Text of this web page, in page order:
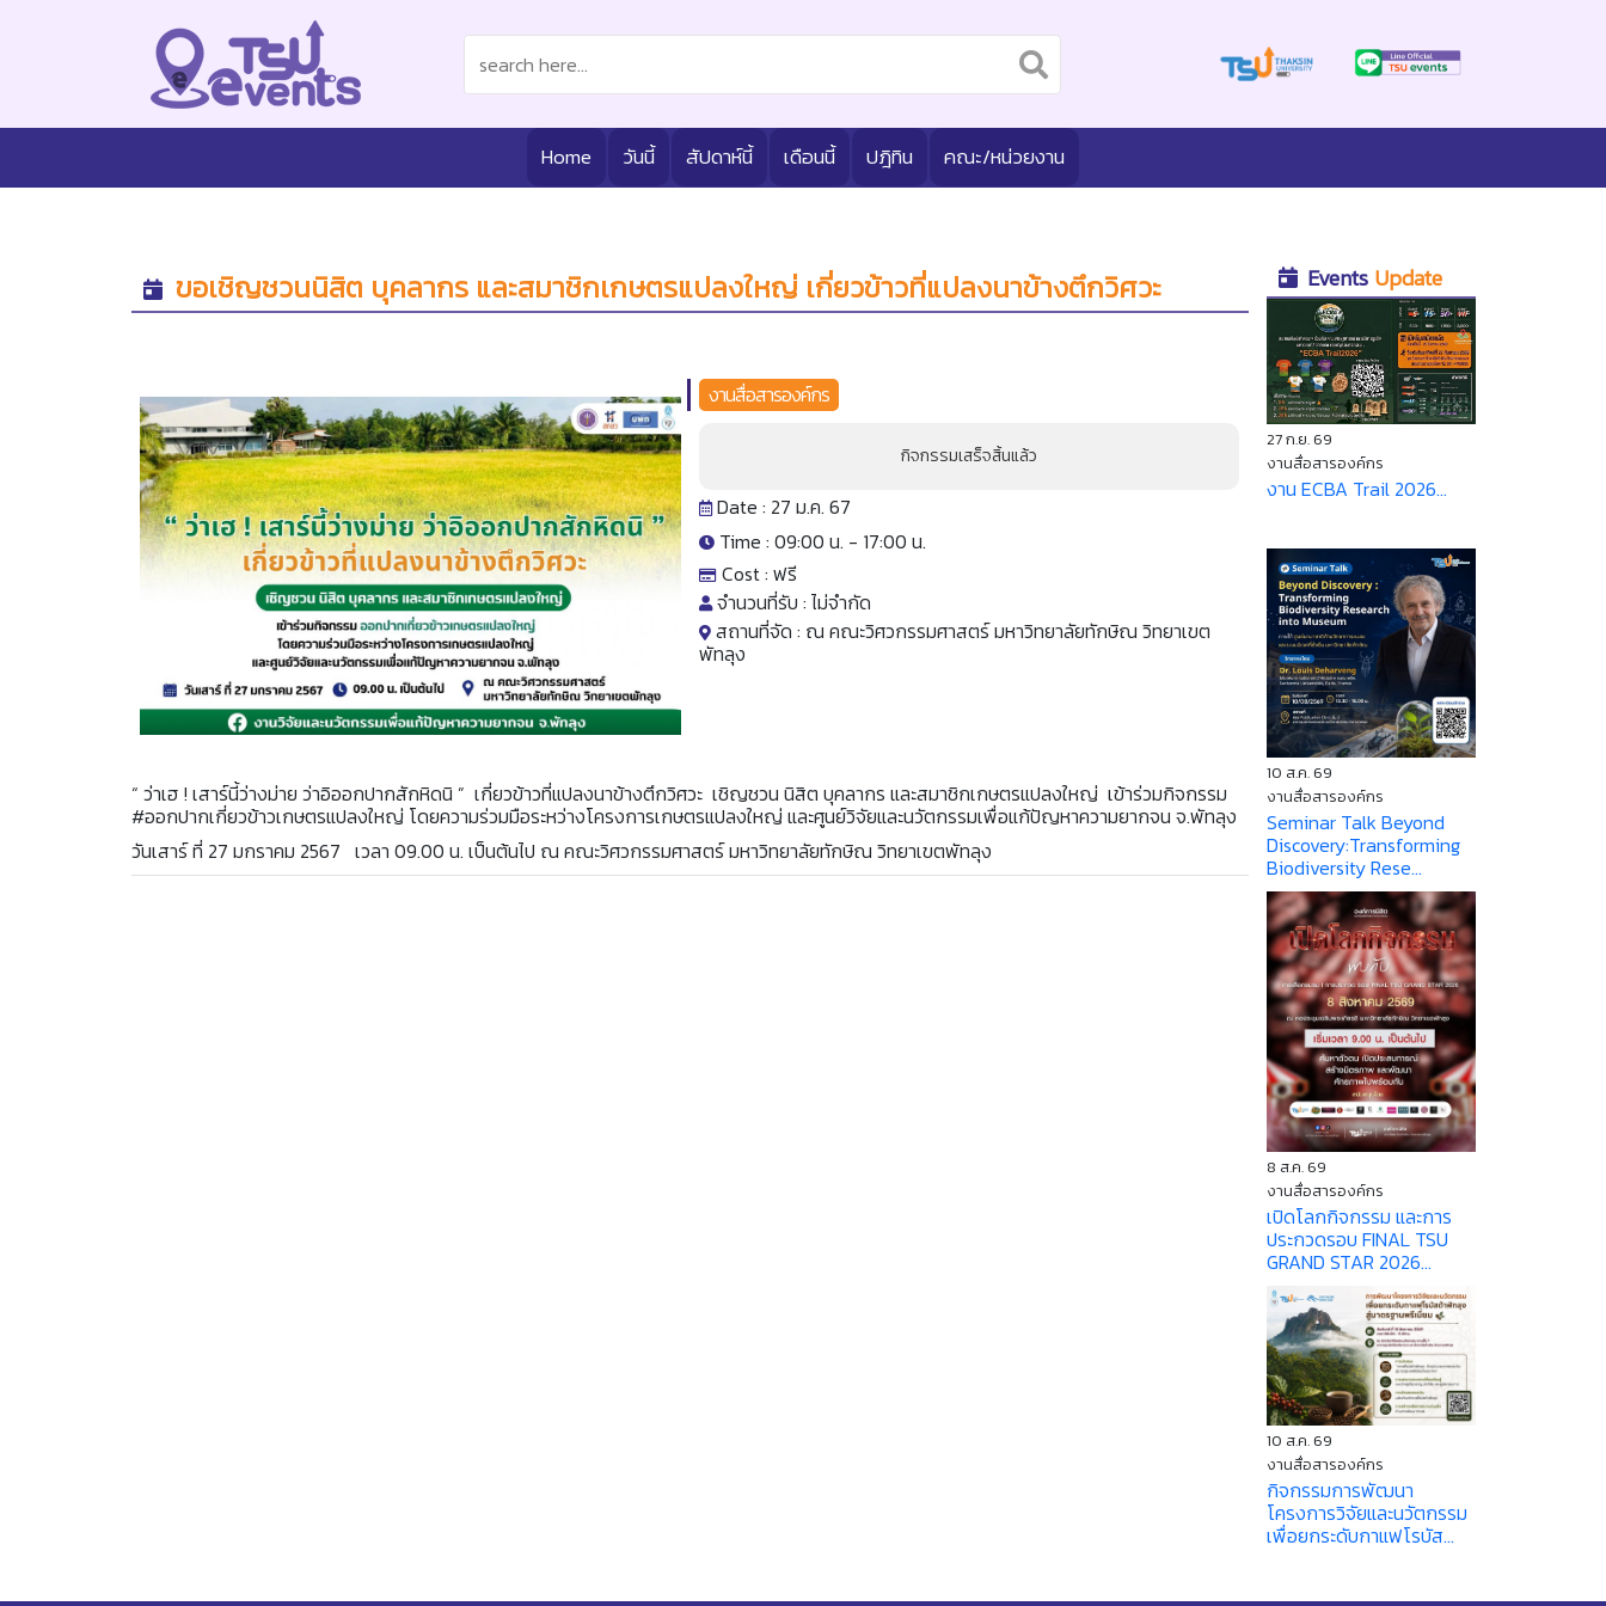
Home วันนี้ สัปดาห์นี้ เดือนนี้ ปฎิทิน คณะ/หน่วยงาน
ขอเชิญชวนนิสิต บุคลากร และสมาชิกเกษตรแปลงใหญ่ เกี่ยวข้าวที่แปลงนาข้างตึกวิศวะ
งานสื่อสารองค์กร
กิจกรรมเสร็จสิ้นแล้ว
Date : 27 ม.ค. 67
Time : 09:00 น. - 17:00 น.
Cost : ฟรี
จำนวนที่รับ : ไม่จำกัด
สถานที่จัด : ณ คณะวิศวกรรมศาสตร์ มหาวิทยาลัยทักษิณ วิทยาเขต
พัทลุง
“ ว่าเฮ ! เสาร์นี้ว่างม่าย ว่าอิออกปากสักหิดนิ ” เกี่ยวข้าวที่แปลงนาข้างตึกวิศวะ เชิญชวน นิสิต บุคลากร และสมาชิกเกษตรแปลงใหญ่ เข้าร่วมกิจกรรม
#ออกปากเกี่ยวข้าวเกษตรแปลงใหญ่ โดยความร่วมมือระหว่างโครงการเกษตรแปลงใหญ่ และศูนย์วิจัยและนวัตกรรมเพื่อแก้ปัญหาความยากจน จ.พัทลุง
วันเสาร์ ที่ 27 มกราคม 2567 เวลา 09.00 น. เป็นต้นไป ณ คณะวิศวกรรมศาสตร์ มหาวิทยาลัยทักษิณ วิทยาเขตพัทลุง
Events Update
27 ก.ย. 69
งานสื่อสารองค์กร
งาน ECBA Trail 2026...
10 ส.ค. 69
งานสื่อสารองค์กร
Seminar Talk Beyond
Discovery:Transforming
Biodiversity Rese...
8 ส.ค. 69
งานสื่อสารองค์กร
เปิดโลกกิจกรรม และการ
ประกวดรอบ FINAL TSU
GRAND STAR 2026...
10 ส.ค. 69
งานสื่อสารองค์กร
กิจกรรมการพัฒนา
โครงการวิจัยและนวัตกรรม
เพื่อยกระดับกาแฟโรบัส...